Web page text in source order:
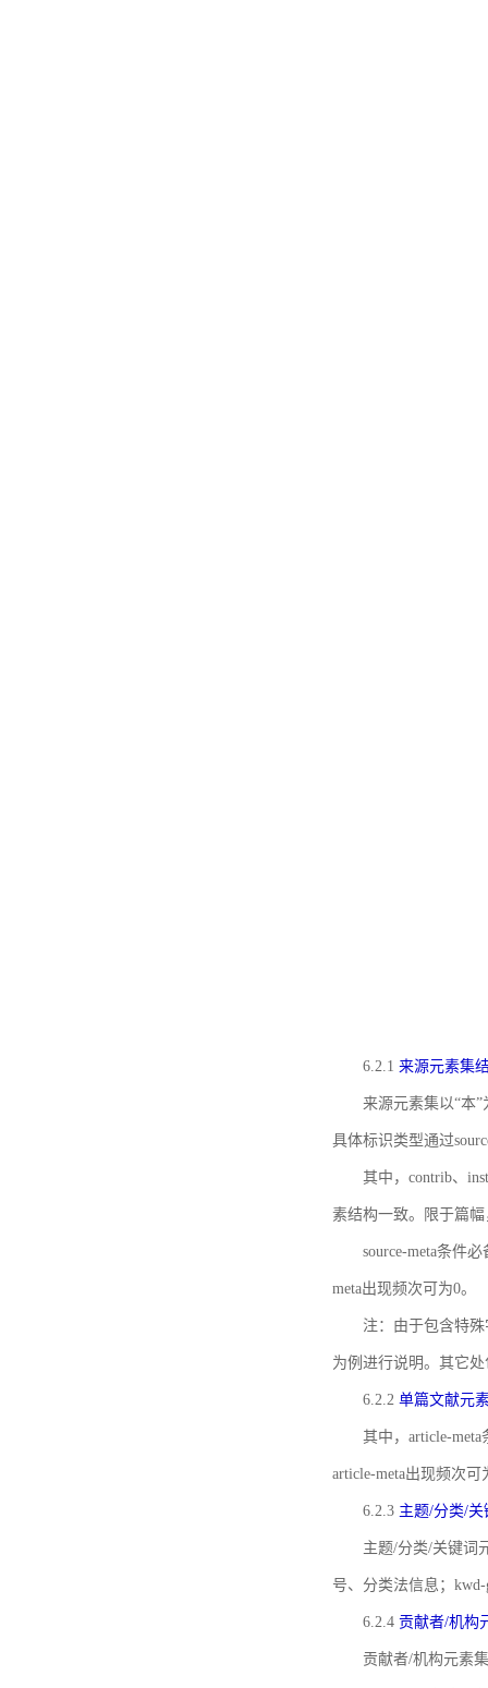
6.2.1 来源元素集
来源元素集以“本
具体标识类型通过
其中，contrib、
素结构一致。限于篇
source-meta条件
meta出现频次可为0。
注：由于包含特殊
为例进行说明。其它
6.2.2 单篇文献元
其中，article-
article-meta出现频次可
6.2.3 主题/分类/
主题/分类/关键词
号、分类法信息；
6.2.4 贡献者/机构
贡献者/机构元素